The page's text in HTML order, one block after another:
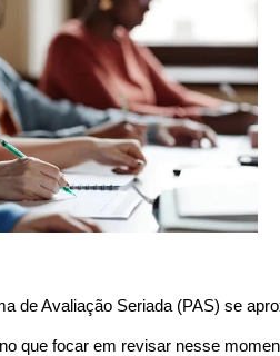
de Avaliação Seriada (PAS) se
que focar em revisar nesse